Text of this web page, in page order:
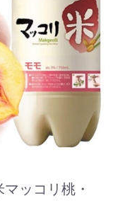
ッコリ桃・